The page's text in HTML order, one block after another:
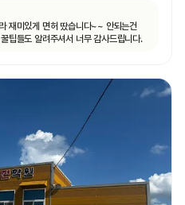
재미있게 면허 땄습니다~~ 안되는건
팁들도 알려주셔서 너무 감사드립니다.